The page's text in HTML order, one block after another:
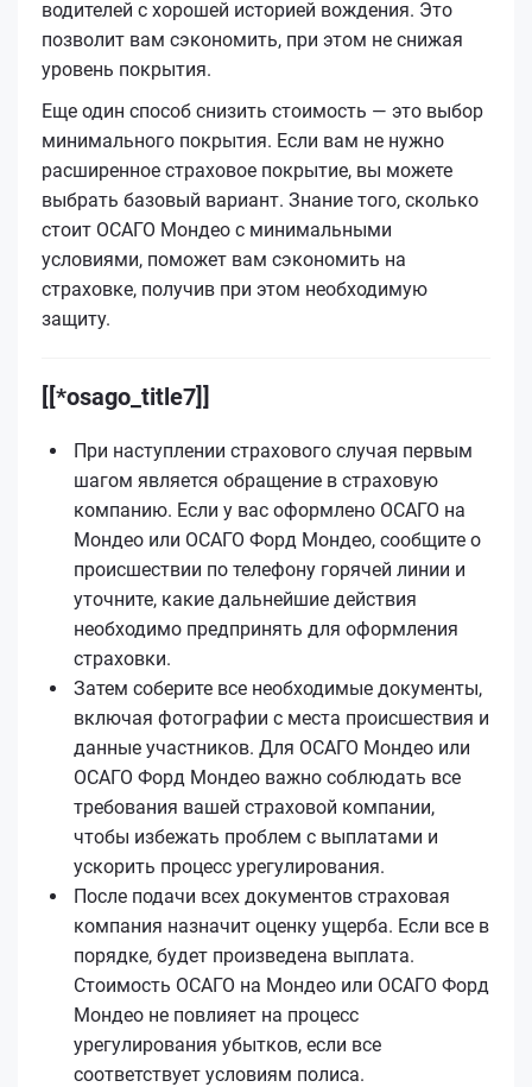
водителей с хорошей историей вождения. Это
позволит вам сэкономить, при этом не снижая
уровень покрытия.
Еще один способ снизить стоимость — это выбор
минимального покрытия. Если вам не нужно
расширенное страховое покрытие, вы можете
выбрать базовый вариант. Знание того, сколько
стоит ОСАГО Мондео с минимальными
условиями, поможет вам сэкономить на
страховке, получив при этом необходимую
защиту.
[[*osago_title7]]
При наступлении страхового случая первым
шагом является обращение в страховую
компанию. Если у вас оформлено ОСАГО на
Мондео или ОСАГО Форд Мондео, сообщите о
происшествии по телефону горячей линии и
уточните, какие дальнейшие действия
необходимо предпринять для оформления
страховки.
Затем соберите все необходимые документы,
включая фотографии с места происшествия и
данные участников. Для ОСАГО Мондео или
ОСАГО Форд Мондео важно соблюдать все
требования вашей страховой компании,
чтобы избежать проблем с выплатами и
ускорить процесс урегулирования.
После подачи всех документов страховая
компания назначит оценку ущерба. Если все в
порядке, будет произведена выплата.
Стоимость ОСАГО на Мондео или ОСАГО Форд
Мондео не повлияет на процесс
урегулирования убытков, если все
соответствует условиям полиса.